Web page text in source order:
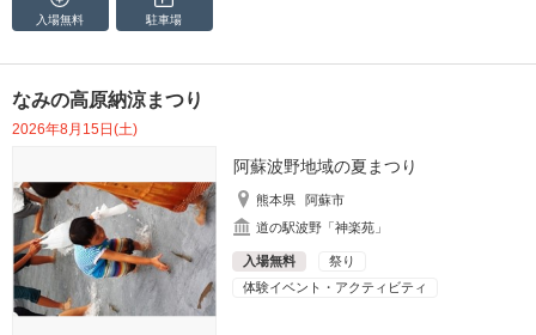
入場無料 駐車場
なみの高原納涼まつり
2026年8月15日(土)
阿蘇波野地域の夏まつり
熊本県
阿蘇市
道の駅波野「神楽苑」
入場無料
祭り
体験イベント・アクティビティ